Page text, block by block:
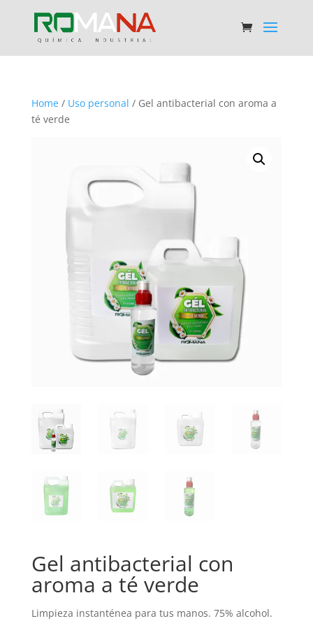
Home/ Uso personal / Gel antibacterial con aroma a
té verde
Gel antibacterial con
aroma a té verde
Limpieza instanténea para tus manos. 75% alcohol.